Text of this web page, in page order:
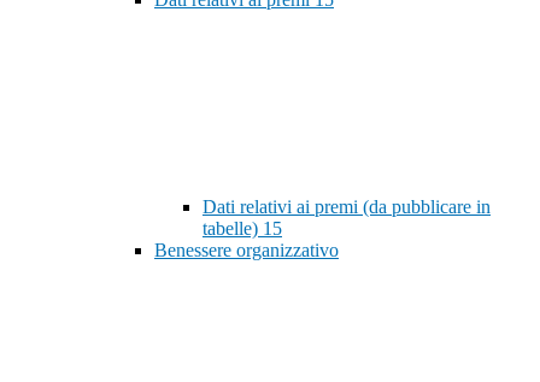
Dati relativi ai premi (da pubblicare in
tabelle) 15
Benessere organizzativo